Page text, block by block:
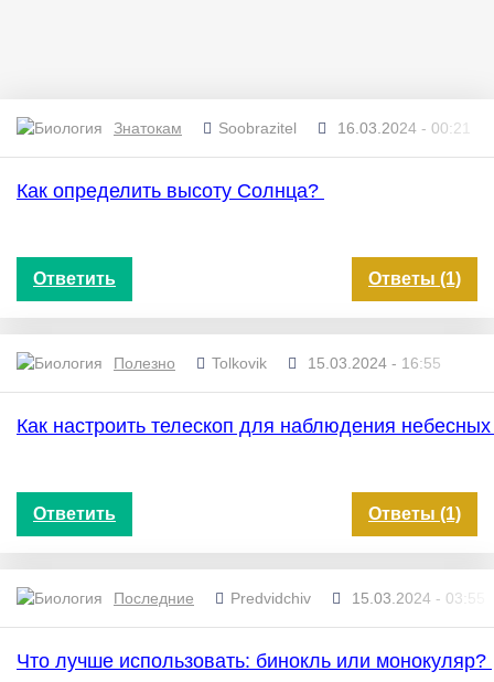
Знатокам Soobrazitel 16.03.2024 - 00:21
Как определить высоту Солнца?
Ответить Ответы (1)
Полезно Tolkovik 15.03.2024 - 16:55
Как настроить телескоп для наблюдения
Ответить Ответы (1)
Последние Predvidchiv 15.03.2024 - 03:55
Что лучше использовать: бинокль или монокуляр?